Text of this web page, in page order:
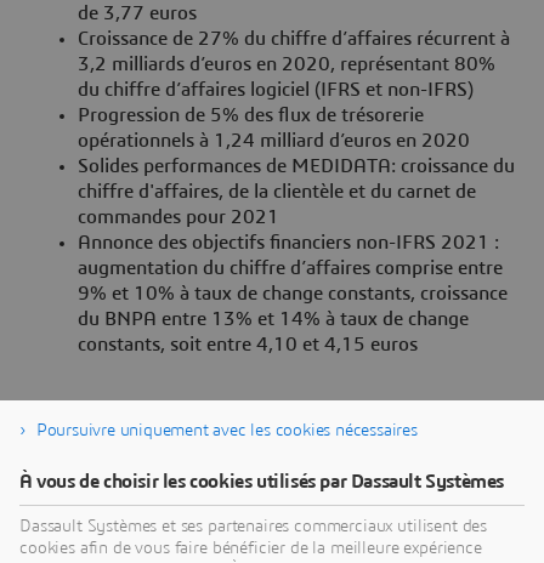
de 3,77 euros
Croissance de 27% du chiffre d’affaires récurrent à
3,2 milliards d’euros en 2020, représentant 80%
du chiffre d’affaires logiciel (IFRS et non-IFRS)
Progression de 5% des flux de trésorerie
opérationnels à 1,24 milliard d’euros en 2020
Solides performances de MEDIDATA: croissance du
chiffre d'affaires, de la clientèle et du carnet de
commandes pour 2021
Annonce des objectifs financiers non-IFRS 2021 :
augmentation du chiffre d’affaires comprise entre
9% et 10% à taux de change constants, croissance
du BNPA entre 13% et 14% à taux de change
constants, soit entre 4,10 et 4,15 euros
À propos de Dassault Systèmes
Dassault Systèmes est un accélérateur de progrès
humain. Depuis 1981, l'entreprise est pionnière
Poursuivre uniquement avec les cookies nécessaires
À vous de choisir les cookies utilisés par Dassault Systèmes
Dassault Systèmes et ses partenaires commerciaux utilisent des
cookies afin de vous faire bénéficier de la meilleure expérience